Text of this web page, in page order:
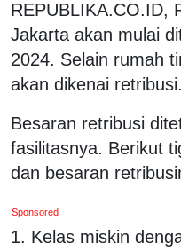
REPUBLIKA.CO.ID,
Jakarta akan mulai
2024. Selain rumah
akan dikenai retribusi.
Besaran retribusi
fasilitasnya. Berikut
dan besaran
Sponsored
1. Kelas miskin